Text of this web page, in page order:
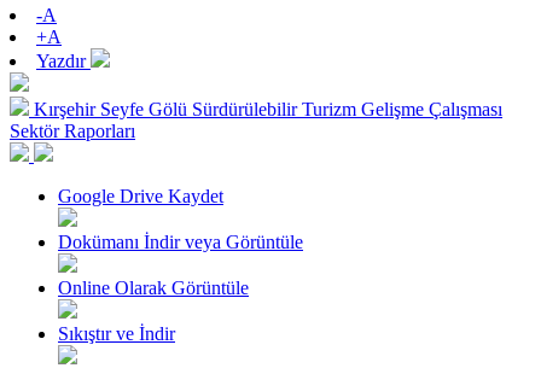
-A
+A
Yazdır
Kırşehir Seyfe Gölü Sürdürülebilir Turizm Gelişme Çalışması
Sektör Raporları
Google Drive Kaydet
Dokümanı İndir veya Görüntüle
Online Olarak Görüntüle
Sıkıştır ve İndir